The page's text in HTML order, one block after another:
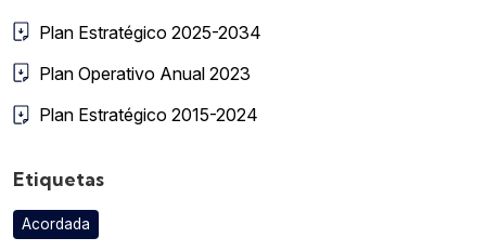
Plan Estratégico 2025-2034
Plan Operativo Anual 2023
Plan Estratégico 2015-2024
Etiquetas
Acordada